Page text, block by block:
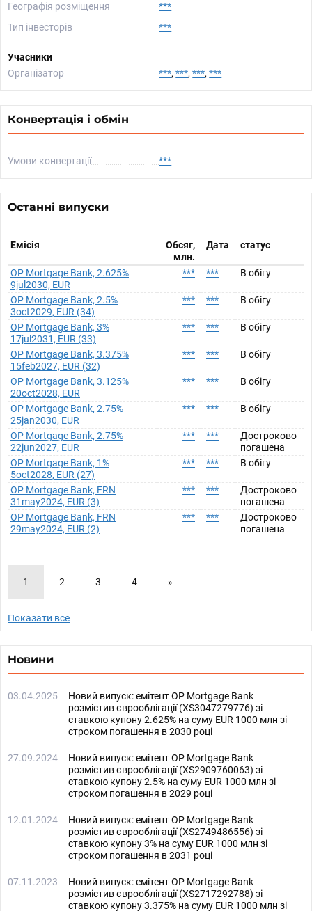
Географія розміщення
***
Тип інвесторів
***
Учасники
Організатор
***, ***, ***, ***
Конвертація і обмін
Умови конвертації ***
Останні випуски
Емісія
Обсяг,
млн.
Дата статус
OP Mortgage Bank, 2.625%
9jul2030, EUR
*** *** В обігу
OP Mortgage Bank, 2.5%
3oct2029, EUR (34)
*** *** В обігу
OP Mortgage Bank, 3%
17jul2031, EUR (33)
*** *** В обігу
OP Mortgage Bank, 3.375%
15feb2027, EUR (32)
*** *** В обігу
OP Mortgage Bank, 3.125%
20oct2028, EUR
*** *** В обігу
OP Mortgage Bank, 2.75%
25jan2030, EUR
*** *** В обігу
OP Mortgage Bank, 2.75%
22jun2027, EUR
*** ***
Достроково
погашена
OP Mortgage Bank, 1%
5oct2028, EUR (27)
*** *** В обігу
OP Mortgage Bank, FRN
31may2024, EUR (3)
*** ***
Достроково
погашена
OP Mortgage Bank, FRN
29may2024, EUR (2)
*** ***
Достроково
погашена
1 2 3 4 »
Показати все
Новини
03.04.2025
Новий випуск: емітент OP Mortgage Bank
розмістив єврооблігації (XS3047279776) зі
ставкою купону 2.625% на суму EUR 1000 млн зі
строком погашення в 2030 році
27.09.2024
Новий випуск: емітент OP Mortgage Bank
розмістив єврооблігації (XS2909760063) зі
ставкою купону 2.5% на суму EUR 1000 млн зі
строком погашення в 2029 році
12.01.2024
Новий випуск: емітент OP Mortgage Bank
розмістив єврооблігації (XS2749486556) зі
ставкою купону 3% на суму EUR 1000 млн зі
строком погашення в 2031 році
07.11.2023
Новий випуск: емітент OP Mortgage Bank
розмістив єврооблігації (XS2717292788) зі
ставкою купону 3.375% на суму EUR 1000 млн зі